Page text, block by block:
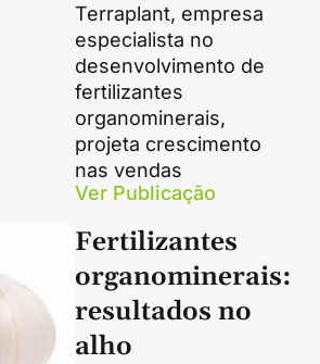
Terraplant, empresa
especialista no
desenvolvimento de
fertilizantes
organominerais,
projeta crescimento
nas vendas
Ver Publicação
Fertilizantes
organominerais:
resultados no
alho